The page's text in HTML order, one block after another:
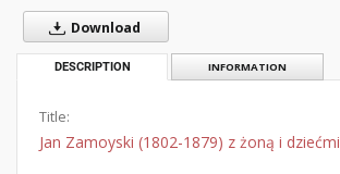
Download
DESCRIPTION INFORMATION
Title:
Jan Zamoyski (1802-1879) z żoną i dziećmi